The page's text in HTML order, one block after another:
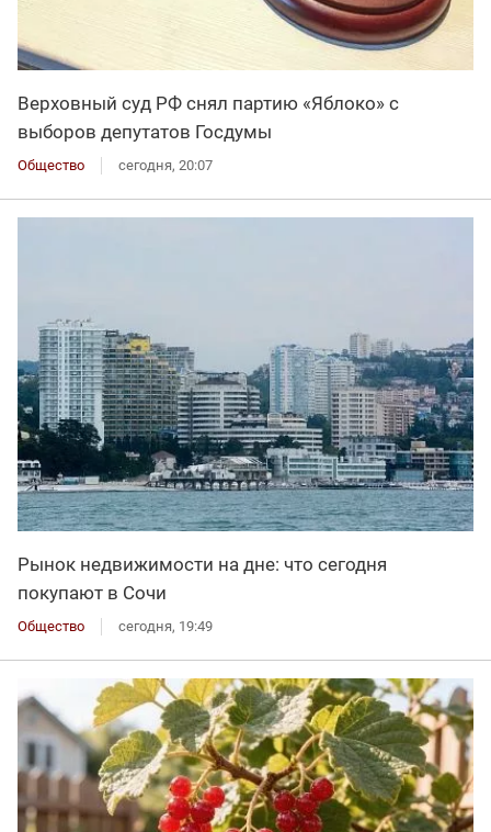
Верховный суд РФ снял партию «Яблоко» с
выборов депутатов Госдумы
Общество сегодня, 20:07
Рынок недвижимости на дне: что сегодня
покупают в Сочи
Общество сегодня, 19:49